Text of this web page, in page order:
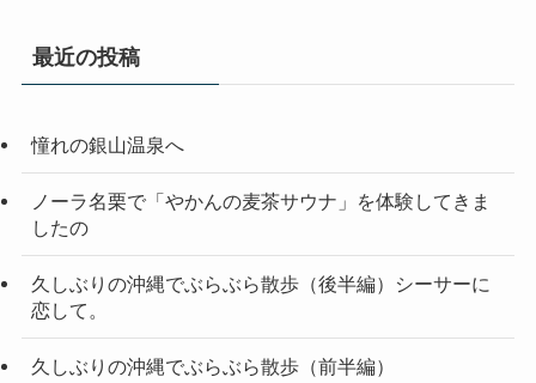
最近の投稿
憧れの銀山温泉へ
ノーラ名栗で「やかんの麦茶サウナ」を体験してきま
したの
久しぶりの沖縄でぶらぶら散歩（後半編）シーサーに
恋して。
久しぶりの沖縄でぶらぶら散歩（前半編）